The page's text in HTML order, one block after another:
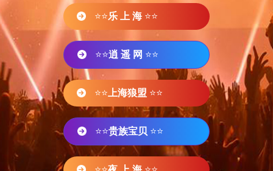
⭐⭐乐 上 海 ⭐⭐
⭐⭐逍 遥 网 ⭐⭐
⭐⭐ 上海狼盟 ⭐⭐
⭐⭐贵族宝贝 ⭐⭐